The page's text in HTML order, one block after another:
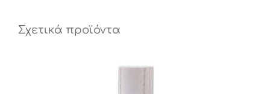
Σχετικά προϊόντα